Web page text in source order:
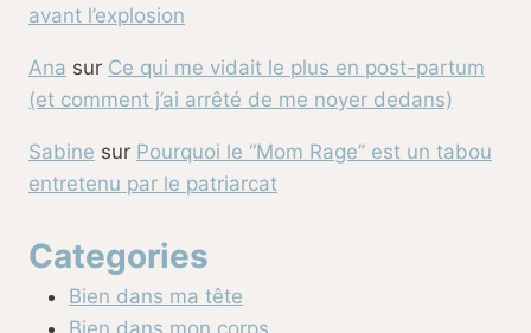
avant l’explosion
Ana sur Ce qui me vidait le plus en post-partum
(et comment j’ai arrêté de me noyer dedans)
Sabine sur Pourquoi le “Mom Rage” est un tabou
entretenu par le patriarcat
Categories
Bien dans ma tête
Bien dans mon corps